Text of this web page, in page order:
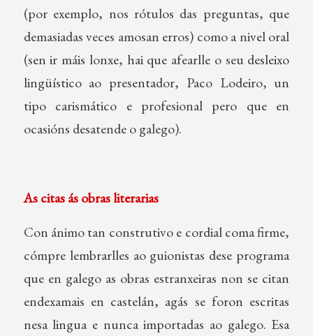
(por exemplo, nos rótulos das preguntas, que
demasiadas veces amosan erros) como a nivel oral
(sen ir máis lonxe, hai que afearlle o seu desleixo
lingüístico ao presentador, Paco Lodeiro, un
tipo carismático e profesional pero que en
ocasións desatende o galego).
As citas ás obras literarias
Con ánimo tan construtivo e cordial coma firme,
cómpre lembrarlles ao guionistas dese programa
que en galego as obras estranxeiras non se citan
endexamais en castelán, agás se foron escritas
nesa lingua e nunca importadas ao galego. Esa